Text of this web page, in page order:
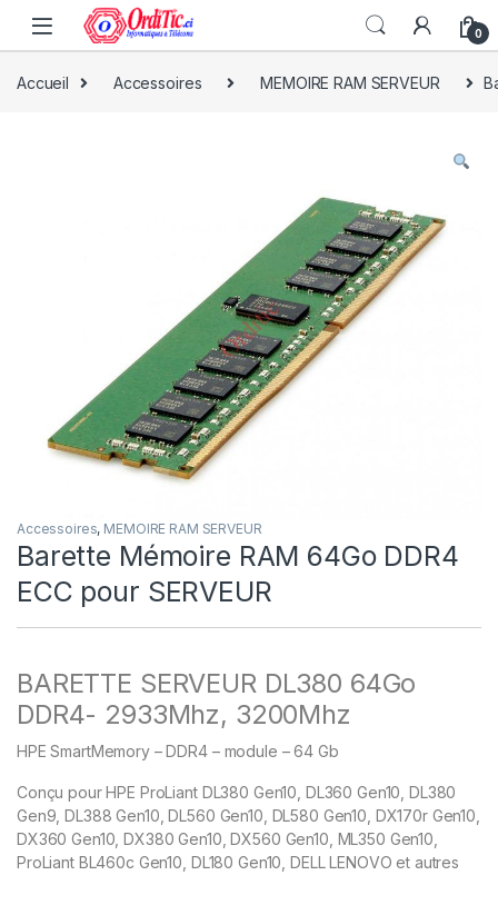
0
Accueil Accessoires MEMOIRE RAM SERVEUR
Accessoires, MEMOIRE RAM SERVEUR
Barette Mémoire RAM 64Go DDR4
ECC pour SERVEUR
BARETTE SERVEUR DL380 64Go
DDR4- 2933Mhz, 3200Mhz
HPE SmartMemory – DDR4 – module – 64 Gb
Conçu pour HPE ProLiant DL380 Gen10, DL360 Gen10, DL380
Gen9, DL388 Gen10, DL560 Gen10, DL580 Gen10, DX170r Gen10,
DX360 Gen10, DX380 Gen10, DX560 Gen10, ML350 Gen10,
ProLiant BL460c Gen10, DL180 Gen10, DELL LENOVO et autres